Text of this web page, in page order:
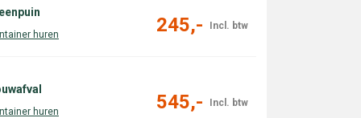
245,-
545,-